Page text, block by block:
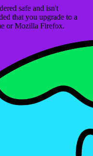
safe and isn't
that you upgrade to a
or Mozilla Firefox.